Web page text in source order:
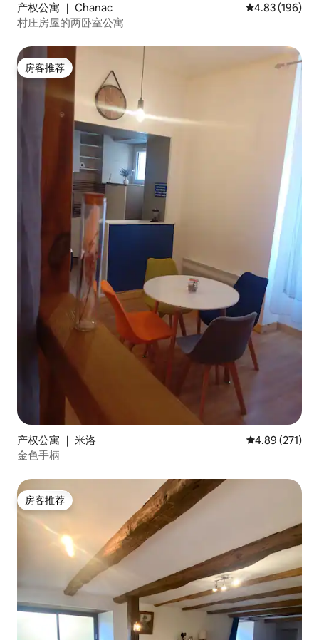
产权公寓 ｜ Chanac 平均评分 4.83
4.83 (196)
村庄房屋的两卧室公寓
房客推荐
房客推荐
产权公寓 ｜ 米洛 平均评分 4.89
4.89 (271)
金色手柄
房客推荐
房客推荐